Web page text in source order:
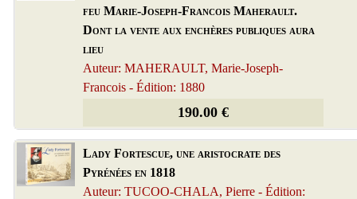
feu Marie-Joseph-Francois Maherault.
Dont la vente aux enchères publiques aura
lieu
Auteur: MAHERAULT, Marie-Joseph-
Francois - Édition: 1880
190.00 €
Lady Fortescue, une aristocrate des
Pyrénées en 1818
Auteur: TUCOO-CHALA, Pierre - Édition: